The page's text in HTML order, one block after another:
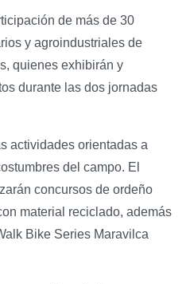
de más de 30
y agroindustriales de
quienes exhibirán y
durante las dos jornadas
actividades orientadas a
del campo. El
concursos de ordeño
material reciclado, además
Bike Series Maravilca